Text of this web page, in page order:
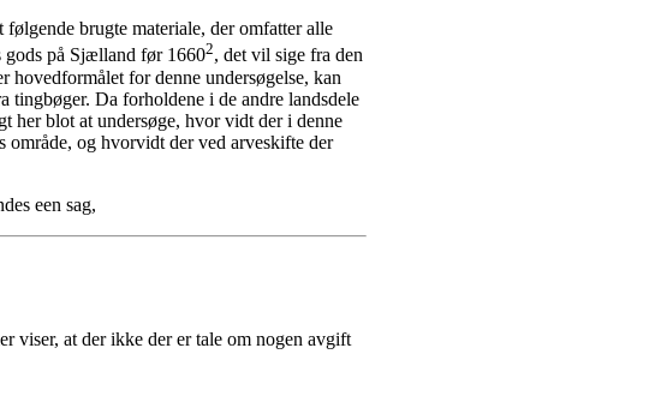
brugte materiale, der omfatter alle
gods på Sjælland før 16602, det vil sige fra den
for denne undersøgelse, kan
tingbøger. Da forholdene i de andre landsdele
her blot at undersøge, hvor vidt der i denne
og hvorvidt der ved arveskifte der
een sag,
viser, at der ikke der er tale om nogen avgift